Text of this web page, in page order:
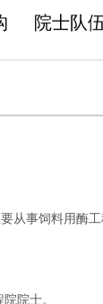
院士队伍
事饲料用酶工
院士。